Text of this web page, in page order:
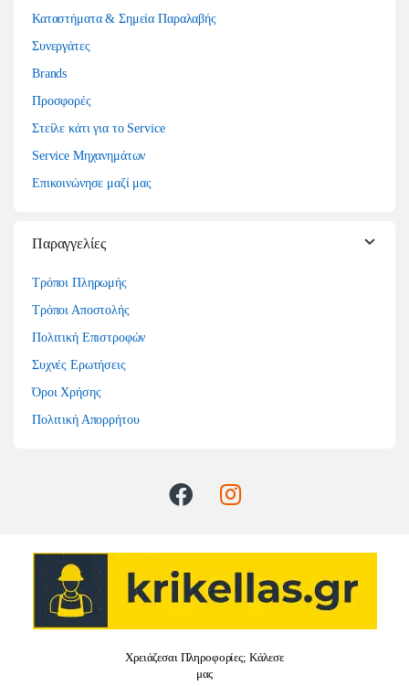
Καταστήματα & Σημεία Παραλαβής
Συνεργάτες
Brands
Προσφορές
Στείλε κάτι για το Service
Service Μηχανημάτων
Επικοινώνησε μαζί μας
Παραγγελίες
Τρόποι Πληρωμής
Τρόποι Αποστολής
Πολιτική Επιστροφών
Συχνές Ερωτήσεις
Όροι Χρήσης
Πολιτική Απορρήτου
Χρειάζεσαι Πληροφορίες; Κάλεσε
μας